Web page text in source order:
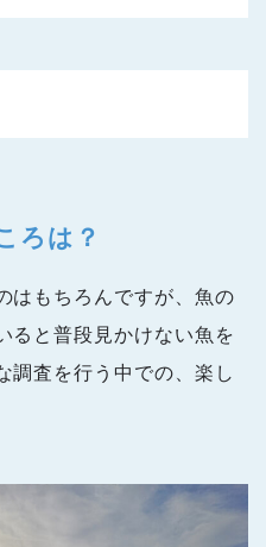
ろは？
はもちろんですが、魚の
ると普段見かけない魚を
調査を行う中での、楽し